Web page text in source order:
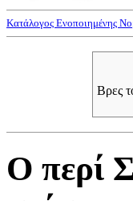
Κατάλογος Ενοποιημένης
Βρες
Ο περί